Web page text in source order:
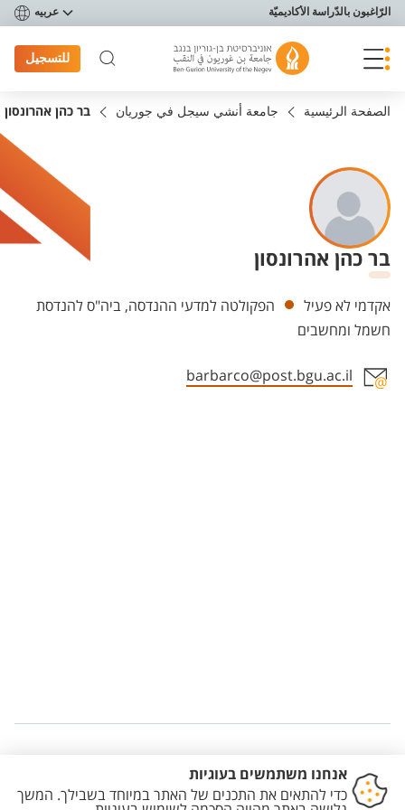
תפריט נגישות
الرّاغبون بالدّراسة الأكاديميّة عربيه
للتسجيل
الصفحة الرئيسية جامعة أنشي سيجل في جوريان בר כהן אהרונסון
בר כהן אהרונסון
Departments
אקדמי לא פעיל
הפקולטה למדעי ההנדסה, ביה"ס להנדסת
חשמל ומחשבים
barbarco@post.bgu.ac.il